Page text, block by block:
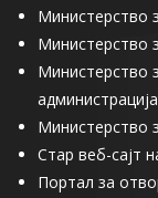
Министерство
Министерство
Министерство
администрација
Министерство
Стар веб-сајт
Портал за